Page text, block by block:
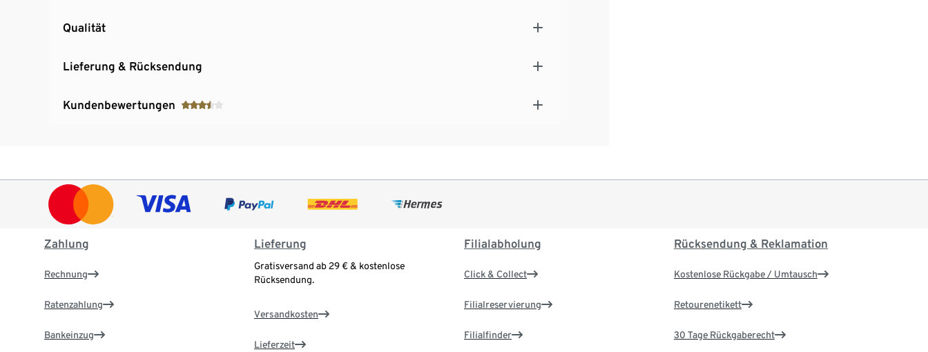
Qualität
Lieferung & Rücksendung
Kundenbewertungen
Zahlung
Rechnung
Ratenzahlung
Bankeinzug
Lieferung
Gratisversand ab 29 € & kostenlose
Rücksendung.
Versandkosten
Lieferzeit
Filialabholung
Click & Collect
Filialreservierung
Filialfinder
Rücksendung & Reklamation
Kostenlose Rückgabe / Umtausch
Retourenetikett
30 Tage Rückgaberecht